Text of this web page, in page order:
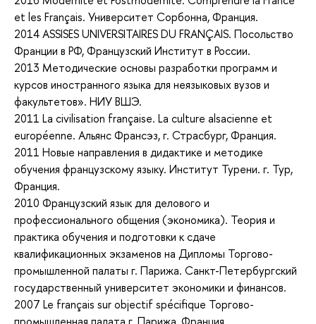
et les Français. Университет Сорбонна, Франция.
2014ASSISES UNIVERSITAIRES DU FRANÇAIS. Посольство
Франции в РФ, Французский Институт в России.
2013 Методические основы разработки программ и
курсов иностранного языка для неязыковых вузов и
факультетов». НИУ ВШЭ.
2011 La civilisation française. La culture alsacienne et
européenne. Альянс Франсэз, г. Страсбург, Франция.
2011 Новые направления в дидактике и методике
обучения французскому языку. Институт Турени. г. Тур,
Франция.
2010 Французский язык для делового и
профессионального общения (экономика). Теория и
практика обучения и подготовки к сдаче
квалификационных экзаменов на Дипломы Торгово-
промышленной палаты г. Парижа. Санкт-Петербургский
государственный университет экономики и финансов.
2007 Le français sur objectif spécifique Торгово-